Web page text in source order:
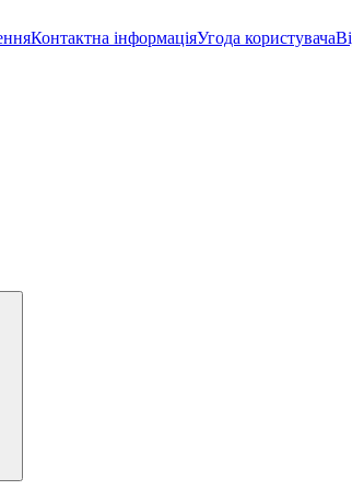
Контактна інформаціяУгода користувача